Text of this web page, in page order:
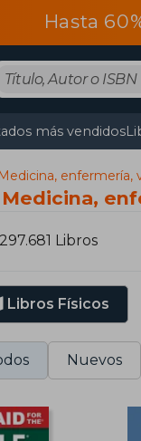
Hasta
más vendidos
Medicina, enfermería,
Libros
Libros Físicos
Nuevos